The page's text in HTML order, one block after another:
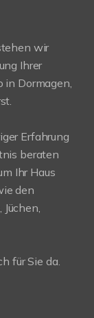
wir
Ihrer
in Dormagen,
Erfahrung
beraten
Ihr Haus
den
für Sie da.